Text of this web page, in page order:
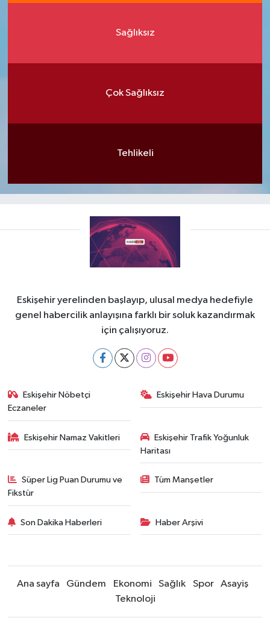
Sağlıksız
Çok Sağlıksız
Tehlikeli
Eskişehir yerelinden başlayıp, ulusal medya hedefiyle
genel habercilik anlayışına farklı bir soluk kazandırmak
için çalışıyoruz.
Eskişehir Nöbetçi
Eczaneler
Eskişehir Hava Durumu
Eskişehir Namaz Vakitleri
Eskişehir Trafik Yoğunluk
Haritası
Süper Lig Puan Durumu ve
Fikstür
Tüm Manşetler
Son Dakika Haberleri Haber Arşivi
Ana sayfa Gündem Ekonomi Sağlık Spor
Asayiş
Teknoloji